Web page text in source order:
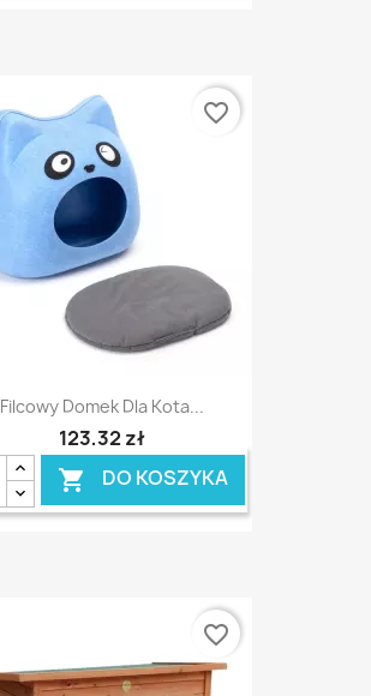
Filcowy Domek Dla Kota...
123,32 zł
 DO KOSZYKA
favorite_border
favorite_border